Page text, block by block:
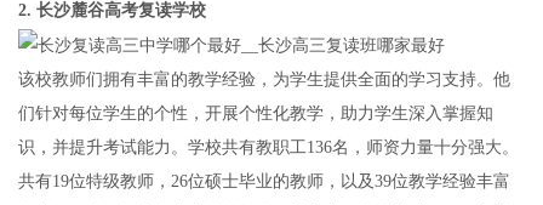
2.长沙麓谷高考复读学校
该校教师们拥有丰富的教学经验，为学生提供全面的学习支持。他
们针对每位学生的个性，开展个性化教学，助力学生深入掌握知
识，并提升考试能力。学校共有教职工136名，师资力量十分强大。
共有19位特级教师，26位硕士毕业的教师，以及39位教学经验丰富